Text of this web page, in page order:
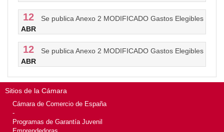
12
ABR
Se publica Anexo 2 MODIFICADO Gastos Elegibles
12
ABR
Se publica Anexo 2 MODIFICADO Gastos Elegibles
Sitios de la Cámara
Cámara de Comercio de España
-
Programas de Garantía Juvenil